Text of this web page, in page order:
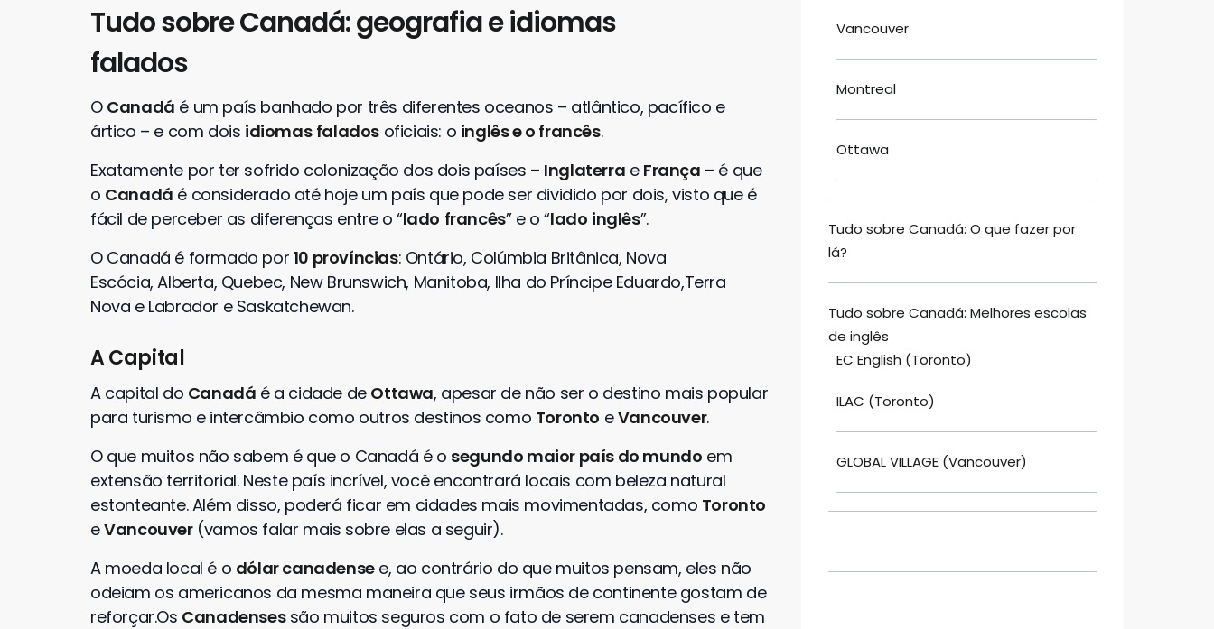
Tudo sobre Canadá: geografia e idiomas
falados
O Canadá é um país banhado por três diferentes oceanos – atlântico, pacífico e
ártico – e com dois idiomas falados oficiais: o inglês e o francês.
Exatamente por ter sofrido colonização dos dois países – Inglaterra e França – é que
o Canadá é considerado até hoje um país que pode ser dividido por dois, visto que é
fácil de perceber as diferenças entre o “lado francês” e o “lado inglês”.
O Canadá é formado por 10 províncias: Ontário, Colúmbia Britânica, Nova
Escócia, Alberta, Quebec, New Brunswich, Manitoba, Ilha do Príncipe Eduardo,Terra
Nova e Labrador e Saskatchewan.
A Capital
A capital do Canadá é a cidade de Ottawa, apesar de não ser o destino mais popular
para turismo e intercâmbio como outros destinos como Toronto eVancouver.
O que muitos não sabem é que o Canadá é o segundo maior país do mundo em
extensão territorial. Neste país incrível, você encontrará locais com beleza natural
estonteante. Além disso, poderá ficar em cidades mais movimentadas, como Toronto
eVancouver(vamos falar mais sobre elas a seguir).
A moeda local é o dólar canadensee, ao contrário do que muitos pensam, eles não
odeiam os americanos da mesma maneira que seus irmãos de continente gostam de
reforçar.Os Canadensessão muitos seguros com o fato de serem canadenses e tem
Vancouver
Montreal
Ottawa
Tudo sobre Canadá: O que fazer por
lá?
Tudo sobre Canadá: Melhores escolas
de inglês
EC English (Toronto)
ILAC (Toronto)
GLOBAL VILLAGE (Vancouver)